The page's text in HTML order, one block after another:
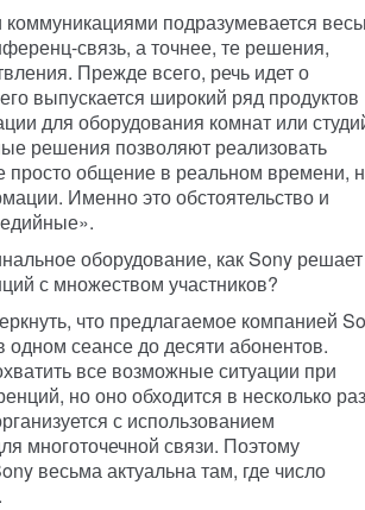
подразумевается
связь, а точнее, те решения,
Прежде всего, речь идет о
выпускается широкий ряд продуктов
для оборудования комнат или
решения позволяют реализовать
просто общение в реальном времени,
Именно это обстоятельство и
оборудование, как Sony решает
с множеством участников?
что предлагаемое компанией
сеансе до десяти абонентов.
все возможные ситуации при
но оно обходится в несколько раз
с использованием
многоточечной связи. Поэтому
весьма актуальна там, где число